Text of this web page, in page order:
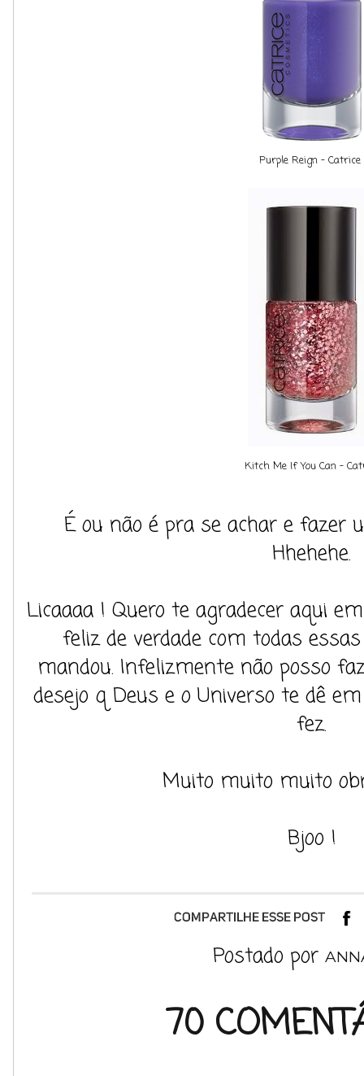
Purple Reign - Catrice
Kitch Me If You Can -
É ou não é pra se achar e fazer
Hhehehe.
Licaaaa ! Quero te agradecer aqui
feliz de verdade com todas
mandou. Infelizmente não posso
desejo q Deus e o Universo te dê
fez.
Muito muito muito
Bjoo !
Postado por
70